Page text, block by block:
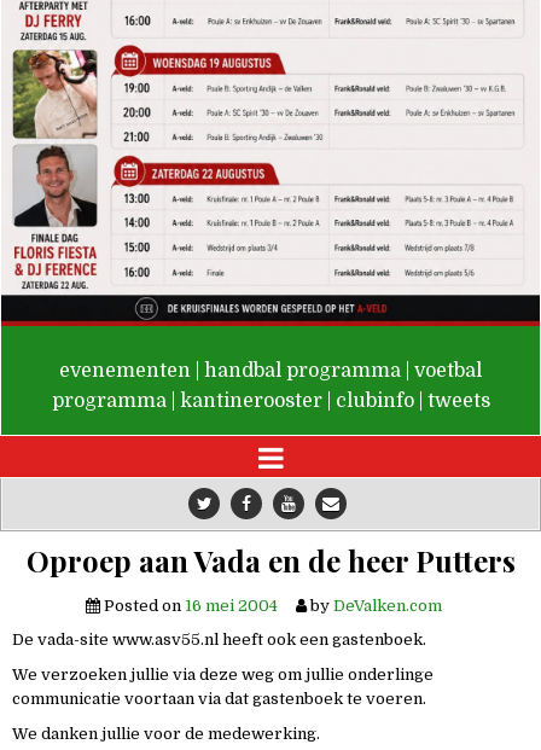
De Valken
evenementen handbal programma
voetbal
programma
kantinerooster clubinfo tweets
Oproep aan Vada en de heer Putters
Posted on 16 mei 2004 by DeValken.com
De vada-site www.asv55.nl heeft ook een gastenboek.
We verzoeken jullie via deze weg om jullie onderlinge
communicatie voortaan via dat gastenboek te voeren.
We danken jullie voor de medewerking.